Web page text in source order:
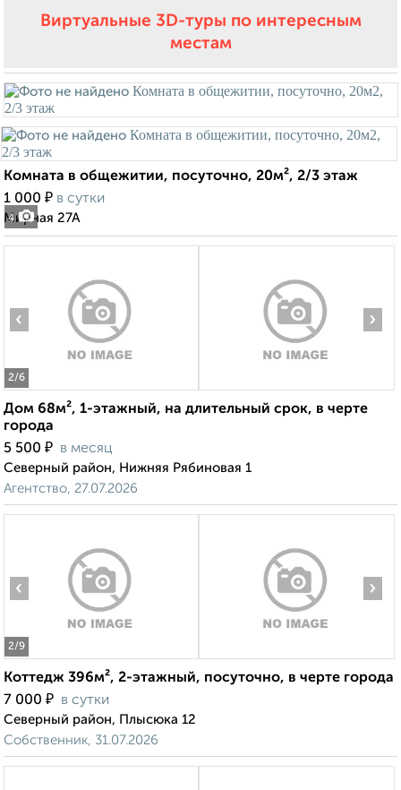
Виртуальные 3D-туры по интересным
местам
4
Комната в общежитии, посуточно, 20м², 2/3 этаж
1 000 ₽ в сутки
Мирная 27А
2/6
‹ ›
Дом 68м², 1-этажный, на длительный срок, в черте
города
5 500 ₽ в месяц
Северный район, Нижняя Рябиновая 1
Агентство, 27.07.2026
2/9
‹ ›
Коттедж 396м², 2-этажный, посуточно, в черте города
7 000 ₽ в сутки
Северный район, Плысюка 12
Собственник, 31.07.2026